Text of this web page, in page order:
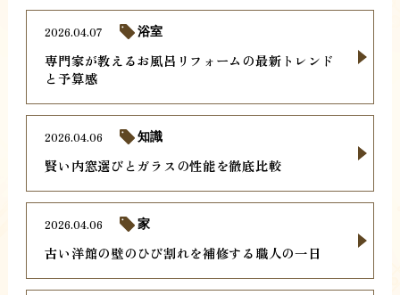
専門家が教えるお風呂リフォームの最新トレンド
と予算感
2026.04.07 浴室
賢い内窓選びとガラスの性能を徹底比較
2026.04.06 知識
古い洋館の壁のひび割れを補修する職人の一日
2026.04.06 家